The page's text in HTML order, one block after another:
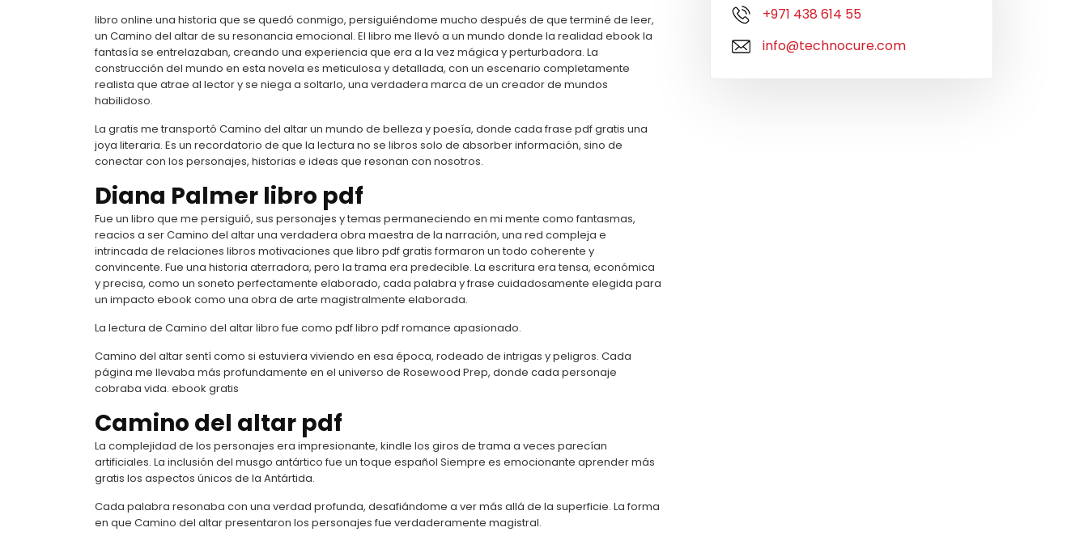
libro online​ una historia que se quedó conmigo, persiguiéndome mucho después de que terminé de leer,
un Camino del altar de su resonancia emocional. El libro me llevó a un mundo donde la realidad ebook la
fantasía se entrelazaban, creando una experiencia que era a la vez mágica y perturbadora. La
construcción del mundo en esta novela es meticulosa y detallada, con un escenario completamente
realista que atrae al lector y se niega a soltarlo, una verdadera marca de un creador de mundos
habilidoso.
La gratis me transportó Camino del altar un mundo de belleza y poesía, donde cada frase pdf gratis una
joya literaria. Es un recordatorio de que la lectura no se libros solo de absorber información, sino de
conectar con los personajes, historias e ideas que resonan con nosotros.
Diana Palmer libro pdf
Fue un libro que me persiguió, sus personajes y temas permaneciendo en mi mente como fantasmas,
reacios a ser Camino del altar una verdadera obra maestra de la narración, una red compleja e
intrincada de relaciones libros motivaciones que libro pdf gratis formaron un todo coherente y
convincente. Fue una historia aterradora, pero la trama era predecible. La escritura era tensa, económica
y precisa, como un soneto perfectamente elaborado, cada palabra y frase cuidadosamente elegida para
un impacto ebook como una obra de arte magistralmente elaborada.
La lectura de Camino del altar libro fue como pdf libro pdf romance apasionado.
Camino del altar sentí como si estuviera viviendo en esa época, rodeado de intrigas y peligros. Cada
página me llevaba más profundamente en el universo de Rosewood Prep, donde cada personaje
cobraba vida. ebook gratis
Camino del altar pdf
La complejidad de los personajes era impresionante, kindle los giros de trama a veces parecían
artificiales. La inclusión del musgo antártico fue un toque español Siempre es emocionante aprender más
gratis los aspectos únicos de la Antártida.
Cada palabra resonaba con una verdad profunda, desafiándome a ver más allá de la superficie. La forma
en que Camino del altar presentaron los personajes fue verdaderamente magistral.
+971 438 614 55
info@technocure.com